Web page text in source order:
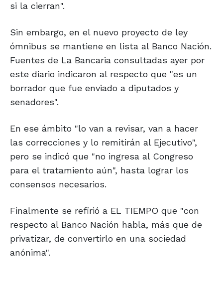
si la cierran".
Sin embargo, en el nuevo proyecto de ley
ómnibus se mantiene en lista al Banco Nación.
Fuentes de La Bancaria consultadas ayer por
este diario indicaron al respecto que "es un
borrador que fue enviado a diputados y
senadores".
En ese ámbito "lo van a revisar, van a hacer
las correcciones y lo remitirán al Ejecutivo",
pero se indicó que "no ingresa al Congreso
para el tratamiento aún", hasta lograr los
consensos necesarios.
Finalmente se refirió a EL TIEMPO que "con
respecto al Banco Nación habla, más que de
privatizar, de convertirlo en una sociedad
anónima".